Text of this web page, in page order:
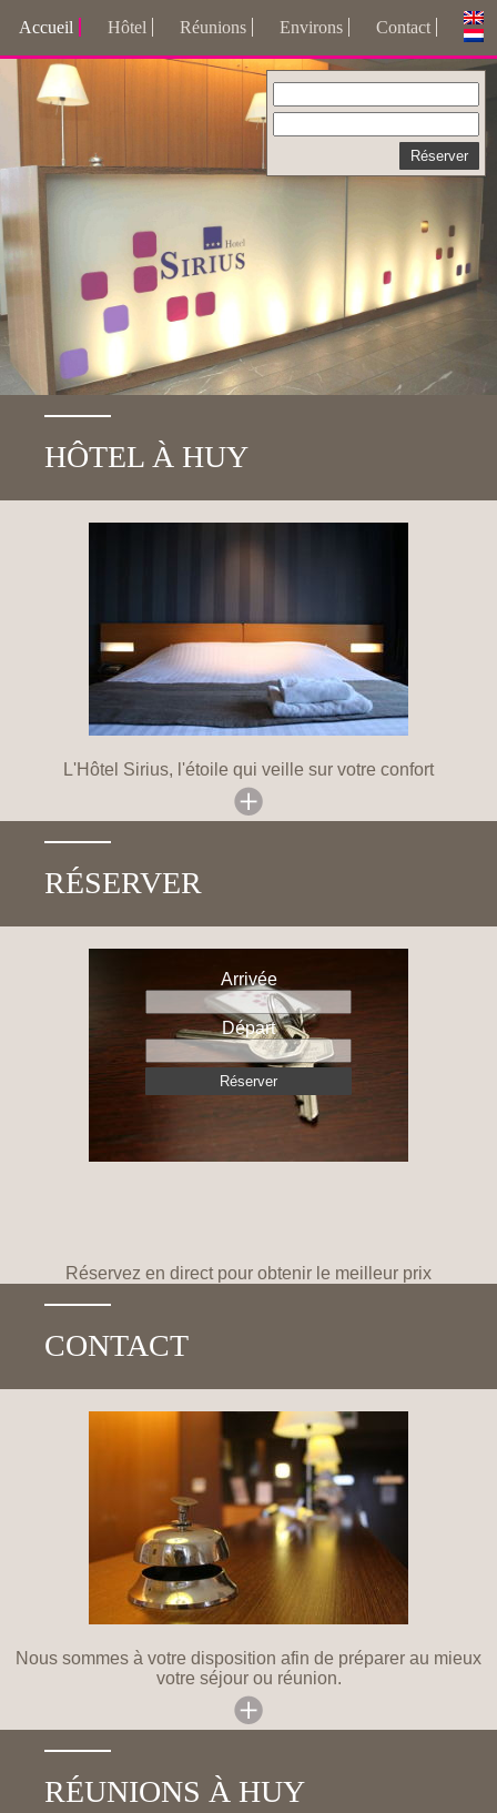
Accueil Hôtel Réunions Environs Contact
HÔTEL À HUY
L'Hôtel Sirius, l'étoile qui veille sur votre confort
RÉSERVER
Arrivée
Départ
Réservez en direct pour obtenir le meilleur prix
CONTACT
Nous sommes à votre disposition afin de préparer au mieux
votre séjour ou réunion.
RÉUNIONS À HUY